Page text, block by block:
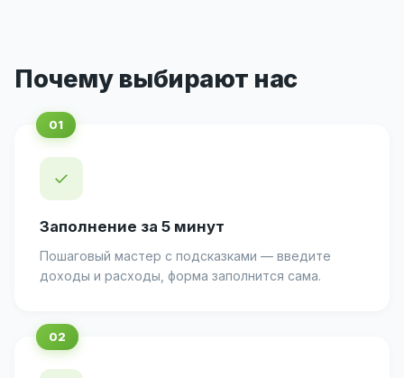
Почему выбирают нас
✓
Заполнение за 5 минут
Пошаговый мастер с подсказками — введите
доходы и расходы, форма заполнится сама.